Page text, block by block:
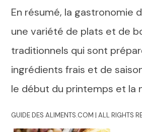
En résumé, la gastronomie
une variété de plats et de
traditionnels qui sont
ingrédients frais et de
le début du printemps et la
GUIDE DES ALIMENTS.COM | ALL RIGHTS